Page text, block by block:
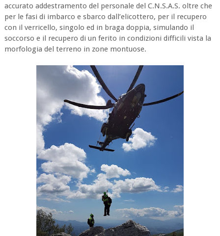
accurato addestramento del personale del C.N.S.A.S. oltre che
per le fasi di imbarco e sbarco dall’elicottero, per il recupero
con il verricello, singolo ed in braga doppia, simulando il
soccorso e il recupero di un ferito in condizioni difficili vista la
morfologia del terreno in zone montuose.